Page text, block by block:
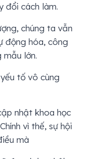
đổi cách làm.
chúng ta vẫn
động hóa, công
mẫu lớn.
tố vô cùng
nhật khoa học
vì thế, sự hội
mà